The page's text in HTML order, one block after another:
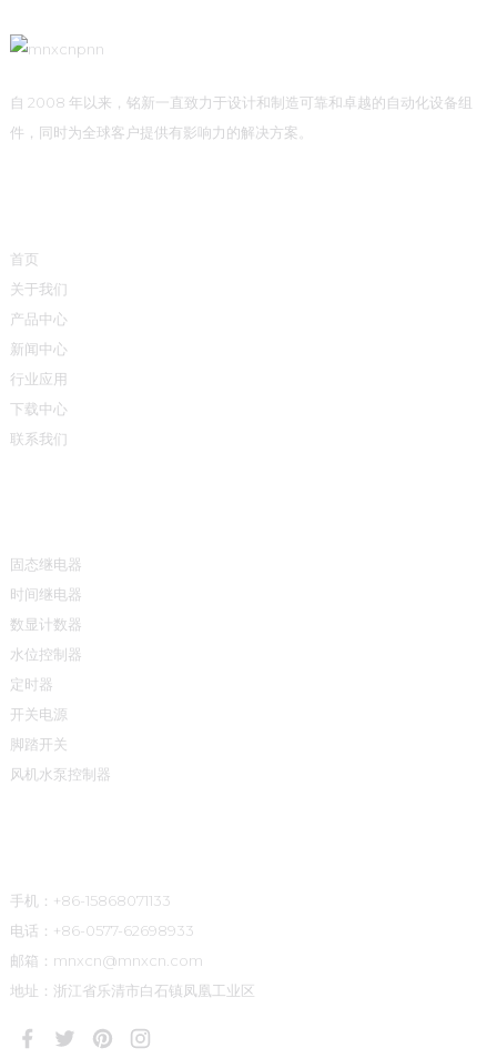
自 2008 年以来，铭新一直致力于设计和制造可靠和卓越的自动化设备组
件，同时为全球客户提供有影响力的解决方案。
首页
关于我们
产品中心
新闻中心
行业应用
下载中心
联系我们
固态继电器
时间继电器
数显计数器
水位控制器
定时器
开关电源
脚踏开关
风机水泵控制器
手机：+86-15868071133
电话：+86-0577-62698933
邮箱：mnxcn@mnxcn.com
地址：浙江省乐清市白石镇凤凰工业区